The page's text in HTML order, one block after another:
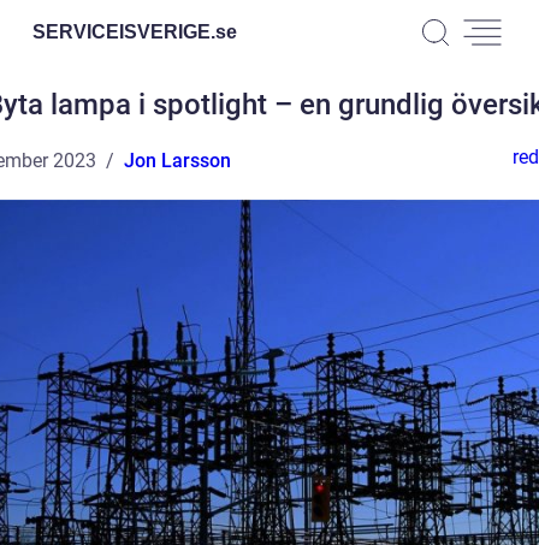
SERVICEISVERIGE.se
lampa i spotlight – en grundlig
2023 Jon Larsson